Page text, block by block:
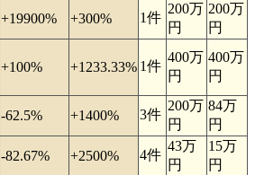
+19900% +300% 1件
200万
円
200万
円
+100% +1233.33% 1件
400万
円
400万
円
-62.5% +1400% 3件
200万
円
84万
円
-82.67% +2500% 4件
43万
円
15万
円